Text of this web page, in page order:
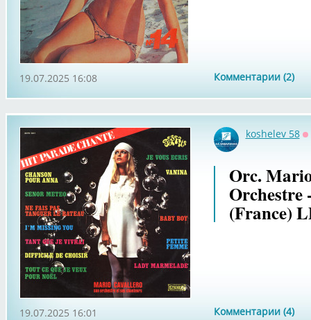
Комментарии (2)
19.07.2025 16:08
koshelev 58
Orc.
Orchestre
(France)
Комментарии (4)
19.07.2025 16:01